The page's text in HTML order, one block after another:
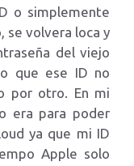
o simplemente
se volvera loca y
del viejo
que ese ID no
por otro. En mi
era para poder
ya que mi ID
Apple solo